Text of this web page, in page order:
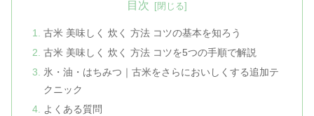
目次
古米 美味しく 炊く 方法 コツの基本を知ろう
古米 美味しく 炊く 方法 コツを5つの手順で解説
氷・油・はちみつ｜古米をさらにおいしくする追加テ
クニック
よくある質問